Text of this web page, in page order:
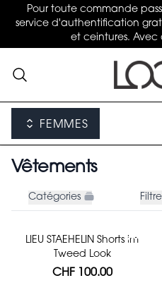
Pour toute commande
service d'authentification
et ceintures. Avec
FEMMES
Vêtements
Catégories
LIEU STAEHELIN Shorts im
Tweed Look
CHF 100.00